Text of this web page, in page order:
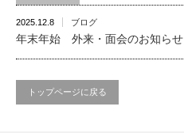
2025.12.8 ブログ
年末年始 外来・面会のお知らせ
トップページに戻る